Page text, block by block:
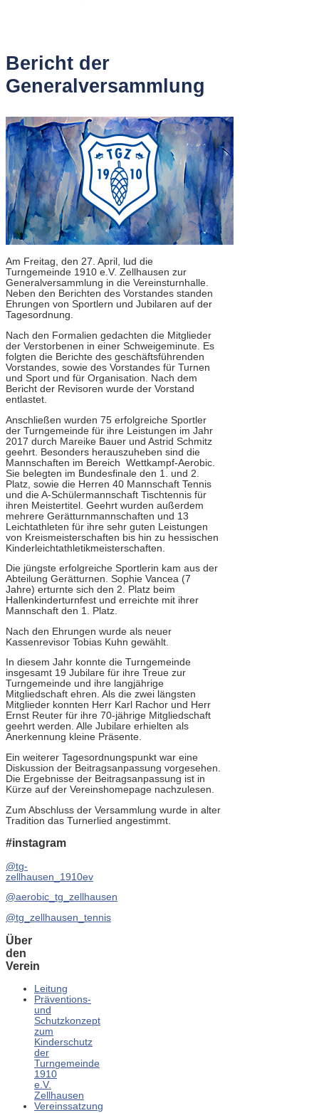
Bericht der
Generalversammlung
Am Freitag, den 27. April, lud die
Turngemeinde 1910 e.V. Zellhausen zur
Generalversammlung in die Vereinsturnhalle.
Neben den Berichten des Vorstandes standen
Ehrungen von Sportlern und Jubilaren auf der
Tagesordnung.
Nach den Formalien gedachten die Mitglieder
der Verstorbenen in einer Schweigeminute. Es
folgten die Berichte des geschäftsführenden
Vorstandes, sowie des Vorstandes für Turnen
und Sport und für Organisation. Nach dem
Bericht der Revisoren wurde der Vorstand
entlastet.
Anschließen wurden 75 erfolgreiche Sportler
der Turngemeinde für ihre Leistungen im Jahr
2017 durch Mareike Bauer und Astrid Schmitz
geehrt. Besonders herauszuheben sind die
Mannschaften im Bereich Wettkampf-Aerobic.
Sie belegten im Bundesfinale den 1. und 2.
Platz, sowie die Herren 40 Mannschaft Tennis
und die A-Schülermannschaft Tischtennis für
ihren Meistertitel. Geehrt wurden außerdem
mehrere Gerätturnmannschaften und 13
Leichtathleten für ihre sehr guten Leistungen
von Kreismeisterschaften bis hin zu hessischen
Kinderleichtathletikmeisterschaften.
Die jüngste erfolgreiche Sportlerin kam aus der
Abteilung Gerätturnen. Sophie Vancea (7
Jahre) erturnte sich den 2. Platz beim
Hallenkinderturnfest und erreichte mit ihrer
Mannschaft den 1. Platz.
Nach den Ehrungen wurde als neuer
Kassenrevisor Tobias Kuhn gewählt.
In diesem Jahr konnte die Turngemeinde
insgesamt 19 Jubilare für ihre Treue zur
Turngemeinde und ihre langjährige
Mitgliedschaft ehren. Als die zwei längsten
Mitglieder konnten Herr Karl Rachor und Herr
Ernst Reuter für ihre 70-jährige Mitgliedschaft
geehrt werden. Alle Jubilare erhielten als
Anerkennung kleine Präsente.
Ein weiterer Tagesordnungspunkt war eine
Diskussion der Beitragsanpassung vorgesehen.
Die Ergebnisse der Beitragsanpassung ist in
Kürze auf der Vereinshomepage nachzulesen.
Zum Abschluss der Versammlung wurde in alter
Tradition das Turnerlied angestimmt.
#instagram
@tg-
zellhausen_1910ev
@aerobic_tg_zellhausen
@tg_zellhausen_tennis
Über
den
Verein
Leitung
Präventions-
und
Schutzkonzept
zum
Kinderschutz
der
Turngemeinde
1910
e.V.
Zellhausen
Vereinssatzung